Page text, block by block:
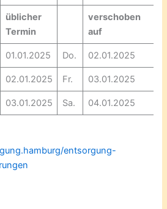
üblicher
Termin
verschoben
auf
01.01.2025 Do. 02.01.2025
02.01.2025 Fr. 03.01.2025
03.01.2025 Sa. 04.01.2025
entsorgung-